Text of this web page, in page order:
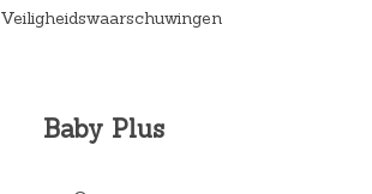
Veiligheidswaarschuwingen
Baby Plus